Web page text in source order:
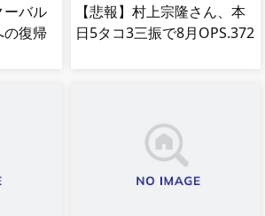
ーバル
復帰
【悲報】村上宗隆さん、本
日5タコ3三振で8月OPS.372